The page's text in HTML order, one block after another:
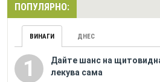
ПОПУЛЯРНО:
ВИНАГИ ДНЕС
1
Дайте шанс на
лекува сама